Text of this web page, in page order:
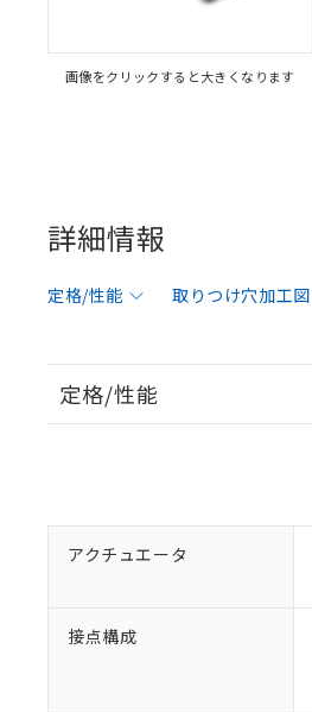
画像をクリックすると大きくなります
詳細情報
定格/性能 取りつけ穴加工図
定格/性能
アクチュエータ
接点構成